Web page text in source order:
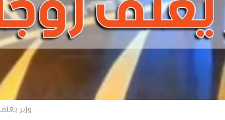
وزير